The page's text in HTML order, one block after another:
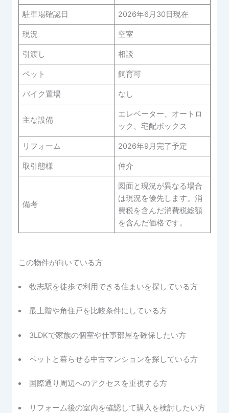
駐車場確認日 2026年6月30日現在
現況 空室
引渡し 相談
ペット 飼育可
バイク置場 なし
主な設備
エレベーター、オートロ
ック、宅配ボックス
リフォーム 2026年9月完了予定
取引態様 仲介
備考
図面と現況が異なる場合
は現況を優先します。消
費税を含んだ消費税総額
を含んだ価格です。
この物件が向いている方
牧志駅を徒歩で利用できる住まいを探している方
最上階や角住戸を比較条件にしている方
3LDKで家族の個室や仕事部屋を確保したい方
ペットと暮らせる中古マンションを探している方
国際通り周辺へのアクセスを重視する方
リフォーム後の室内を確認して購入を検討したい方